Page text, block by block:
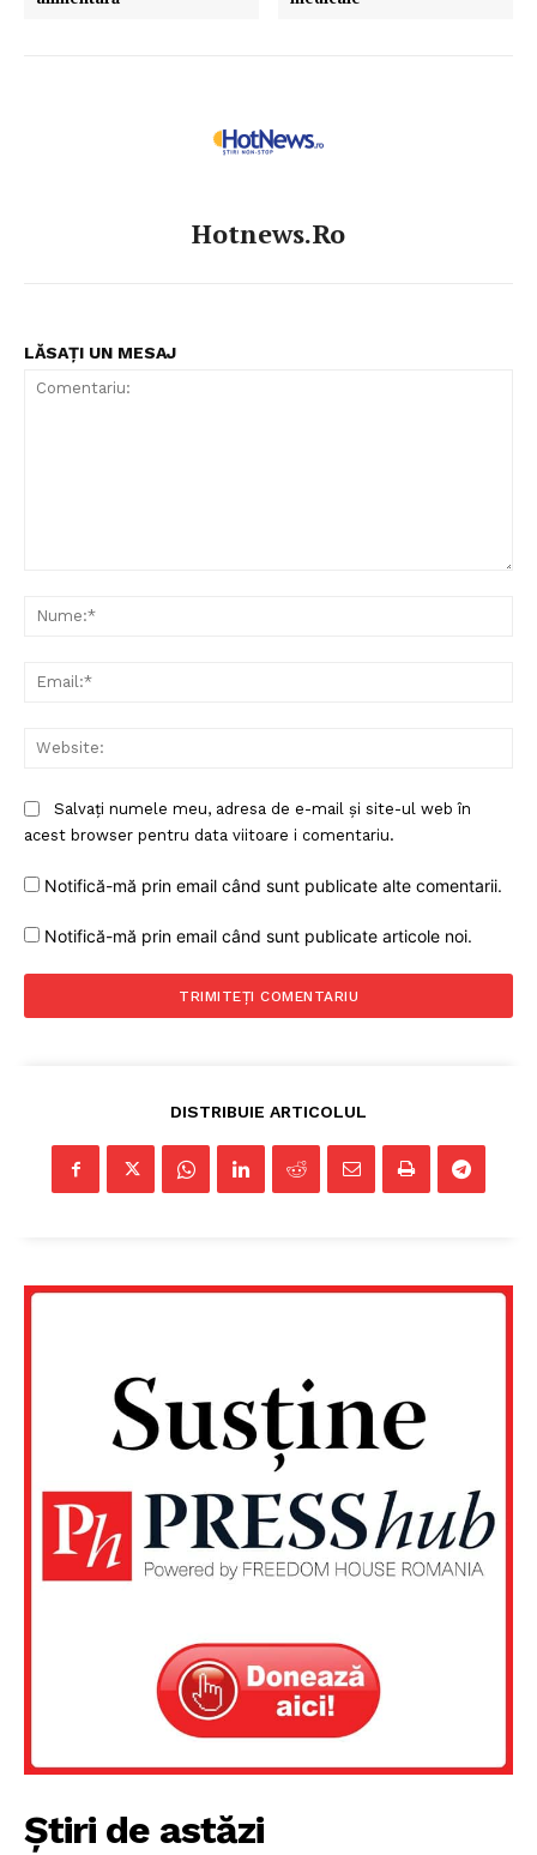
Un proiect
FREEDOM HOUSE ROMÂNIA
PRESShub
Hotnews.ro
LĂSAȚI UN MESAJ
Salvați numele meu, adresa de e-mail și site-ul web în
acest browser pentru data viitoare i comentariu.
Notifică-mă prin email când sunt publicate alte comentarii.
Notifică-mă prin email când sunt publicate articole noi.
DISTRIBUIE ARTICOLUL
Știri de astăzi